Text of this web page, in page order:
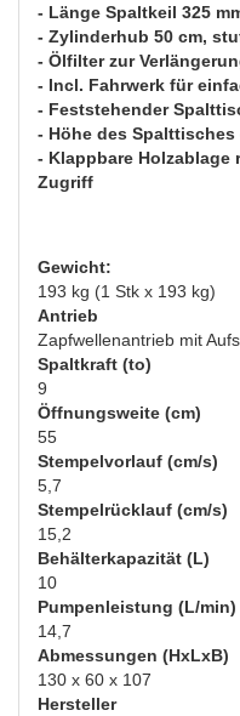
- Länge Spaltkeil 325
- Zylinderhub 50 cm,
- Ölfilter zur
- Incl. Fahrwerk für
- Feststehender
- Höhe des Spalttisches
- Klappbare
Zugriff
Gewicht:
193 kg (1 Stk x 193 kg)
Antrieb
Zapfwellenantrieb mit
Spaltkraft (to)
9
Öffnungsweite (cm)
55
Stempelvorlauf (cm/s)
5,7
Stempelrücklauf (cm/s)
15,2
Behälterkapazität (L)
10
Pumpenleistung (L/min)
14,7
Abmessungen (HxLxB)
130 x 60 x 107
Hersteller